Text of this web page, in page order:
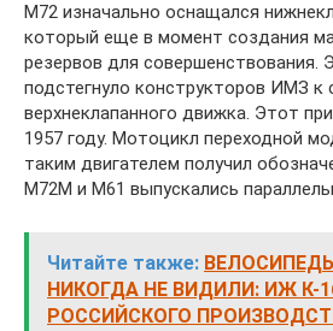
М72 изначально оснащался
который еще в момент создания
резервов для совершенствования.
подстегнуло конструкторов ИМЗ к
верхнеклапанного движка. Этот
1957 году. Мотоцикл переходной
таким двигателем получил
М72М и М61 выпускались
Читайте также:
НИКОГДА НЕ ВИДИЛИ: ИЖ К-
РОССИЙСКОГО